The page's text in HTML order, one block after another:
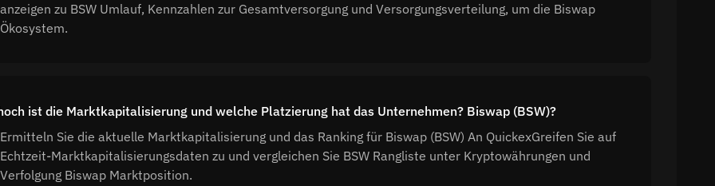
anzeigen zu BSW Umlauf, Kennzahlen zur Gesamtversorgung und Versorgungsverteilung, um die Biswap
Ökosystem.
ist die Marktkapitalisierung und welche Platzierung hat das Unternehmen? Biswap (BSW)?
Ermitteln Sie die aktuelle Marktkapitalisierung und das Ranking für Biswap (BSW) An QuickexGreifen Sie auf
Echtzeit-Marktkapitalisierungsdaten zu und vergleichen Sie BSW Rangliste unter Kryptowährungen und
Verfolgung Biswap Marktposition.